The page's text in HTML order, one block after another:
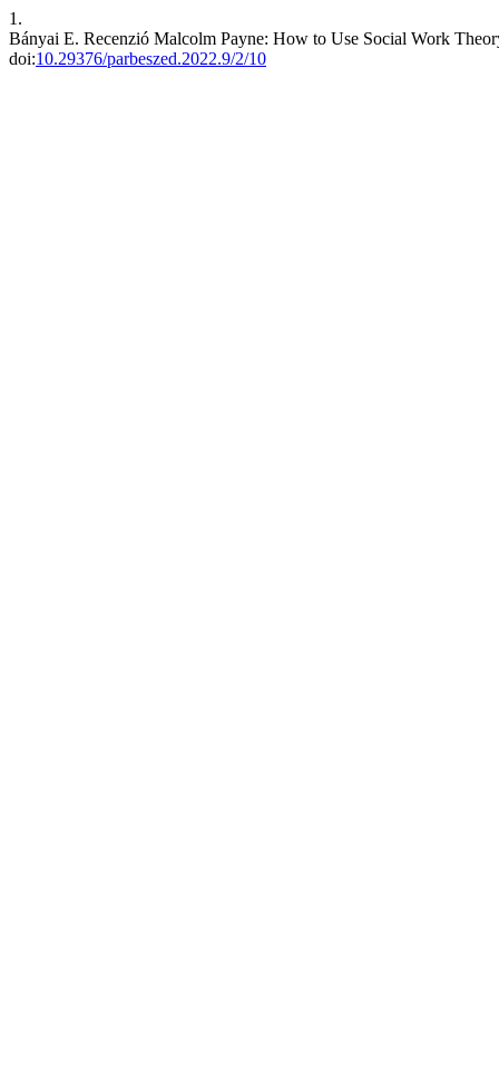
1.
Bányai E. Recenzió Malcolm Payne: How to Use Social Work
doi:10.29376/parbeszed.2022.9/2/10